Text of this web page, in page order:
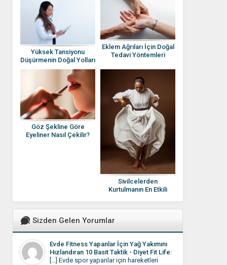
Yüksek Tansiyonu
Düşürmenin Doğal Yolları
Nelerdir?
Eklem Ağrıları İçin Doğal
Tedavi Yöntemleri
Göz Şekline Göre
Eyeliner Nasıl Çekilir?
Sivilcelerden
Kurtulmanın En Etkili
Sizden Gelen Yorumlar
Evde Fitness Yapanlar İçin Yağ Yakımını
Hızlandıran 10 Basit Taktik - Diyet Fit Life:
[…] Evde spor yapanlar için hareketleri